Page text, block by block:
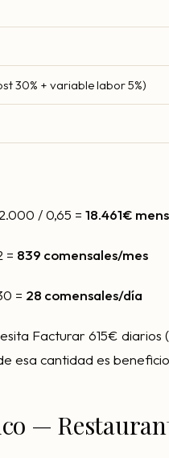
30% + variable labor 5%)
/ 0,65 = 18.461€
= 839 comensales/mes
= 28 comensales/día
Facturar 615€ diarios
esa cantidad es
—